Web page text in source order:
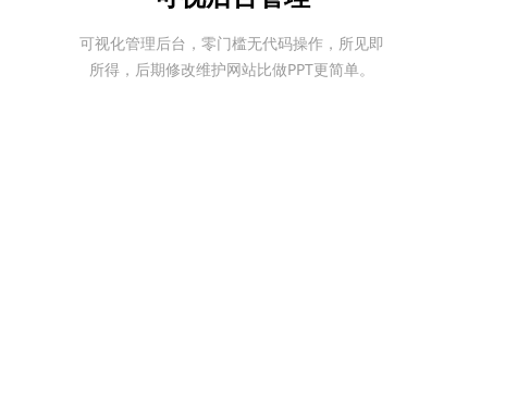
可视化管理后台，零门槛无代码操作，所见即
所得，后期修改维护网站比做PPT更简单。